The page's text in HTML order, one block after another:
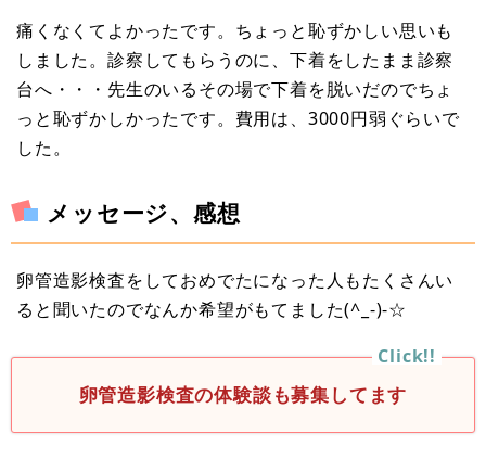
痛くなくてよかったです。ちょっと恥ずかしい思いも
しました。診察してもらうのに、下着をしたまま診察
台へ・・・先生のいるその場で下着を脱いだのでちょ
っと恥ずかしかったです。費用は、3000円弱ぐらいで
した。
メッセージ、感想
卵管造影検査をしておめでたになった人もたくさんい
ると聞いたのでなんか希望がもてました(^_-)-☆
卵管造影検査の体験談も募集してます